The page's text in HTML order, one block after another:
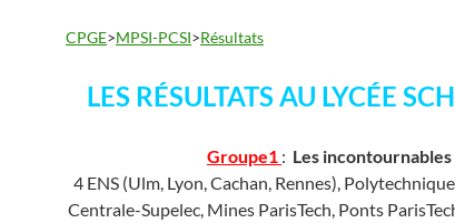
CPGE>MPSI-PCSI>Résultats
LES RÉSULTATS AU LYCÉE
Groupe1 : Les incontournables
4 ENS (Ulm, Lyon, Cachan, Rennes),
Centrale-Supelec, Mines ParisTech, Ponts